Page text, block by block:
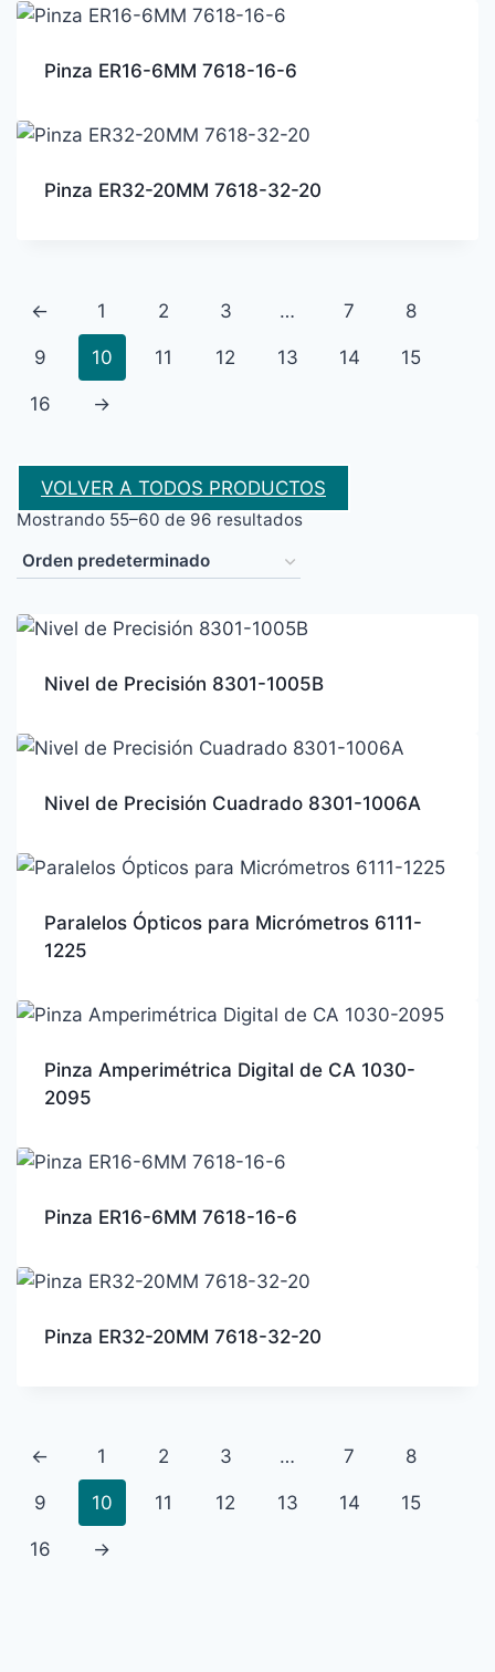
Pinza ER16-6MM 7618-16-6
Pinza ER32-20MM 7618-32-20
← 1 2 3 … 7 8
9 10 11 12 13 14 15
16 →
VOLVER A TODOS PRODUCTOS
Mostrando 55–60 de 96 resultados
Nivel de Precisión 8301-1005B
Nivel de Precisión Cuadrado 8301-1006A
Paralelos Ópticos para Micrómetros 6111-
1225
Pinza Amperimétrica Digital de CA 1030-
2095
Pinza ER16-6MM 7618-16-6
Pinza ER32-20MM 7618-32-20
← 1 2 3 … 7 8
9 10 11 12 13 14 15
16 →